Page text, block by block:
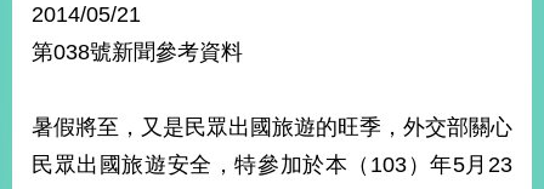
值
經
濟
2014/05/21
第038號新聞參考資料
暑假將至，又是民眾出國旅遊的旺季，外交部關心
民眾出國旅遊安全，特參加於本（103）年5月23